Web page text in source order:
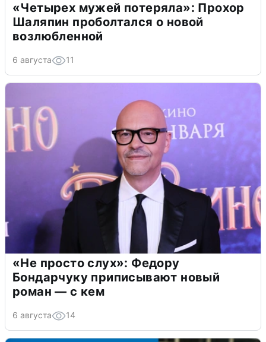
«Четырех мужей потеряла»: Прохор
Шаляпин проболтался о новой
возлюбленной
6 августа 11
«Не просто слух»: Федору
Бондарчуку приписывают новый
роман — с кем
6 августа 14